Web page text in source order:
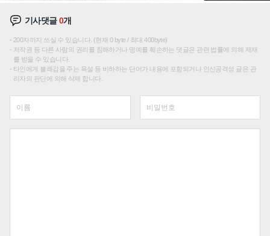
기사댓글0개
200자까지 쓰실 수 있습니다. (현재 0 byte / 최대 400byte)
저작권 등 다른 사람의 권리를 침해하거나 명예를 훼손하는 댓글은 관련 법률에 의해 제재
를 받을 수 있습니다.
타인에게 불쾌감을 주는 욕설 등 비하하는 단어가 내용에 포함되거나 인신공격성 글은 관
리자의 판단에 의해 삭제 합니다.